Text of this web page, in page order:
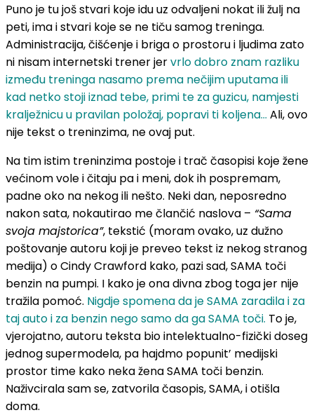
Puno je tu još stvari koje idu uz odvaljeni nokat ili žulj na
peti, ima i stvari koje se ne tiču samog treninga.
Administracija, čišćenje i briga o prostoru i ljudima zato
ni nisam internetski trener jervrlo dobro znam razliku
između treninga nasamo prema nečijim uputama ili
kad netko stoji iznad tebe, primi te za guzicu, namjesti
kralježnicu u pravilan položaj, popravi ti koljena… Ali, ovo
nije tekst o treninzima, ne ovaj put.
Na tim istim treninzima postoje i trač časopisi koje žene
većinom vole i čitaju pa i meni, dok ih pospremam,
padne oko na nekog ili nešto. Neki dan, neposredno
nakon sata, nokautirao me člančić naslova – “Sama
svoja majstorica”, tekstić (moram ovako, uz dužno
poštovanje autoru koji je preveo tekst iz nekog stranog
medija) o Cindy Crawford kako, pazi sad, SAMA toči
benzin na pumpi. I kako je ona divna zbog toga jer nije
tražila pomoć. Nigdje spomena da je SAMA zaradila i za
taj auto i za benzin nego samo da ga SAMA toči. To je,
vjerojatno, autoru teksta bio intelektualno-fizički doseg
jednog supermodela, pa hajdmo popunit’ medijski
prostor time kako neka žena SAMA toči benzin.
Naživcirala sam se, zatvorila časopis, SAMA, i otišla
doma.